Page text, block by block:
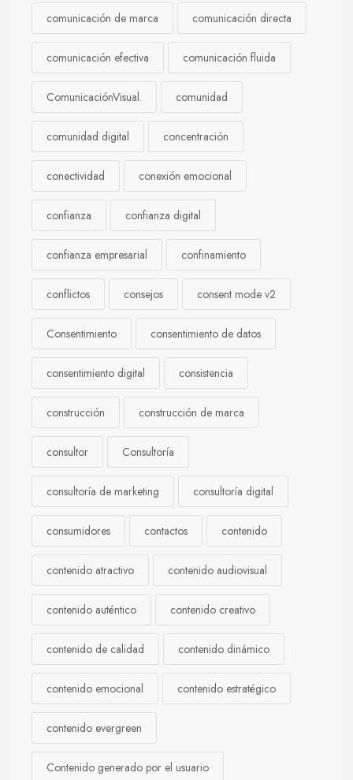
comunicación de marca comunicación directa
comunicación efectiva comunicación fluida
ComunicaciónVisual. comunidad
comunidad digital concentración
conectividad conexión emocional
confianza confianza digital
confianza empresarial confinamiento
conflictos consejos consent mode v2
Consentimiento consentimiento de datos
consentimiento digital consistencia
construcción construcción de marca
consultor Consultoría
consultoría de marketing consultoría digital
consumidores contactos contenido
contenido atractivo contenido audiovisual
contenido auténtico contenido creativo
contenido de calidad contenido dinámico
contenido emocional contenido estratégico
contenido evergreen
Contenido generado por el usuario